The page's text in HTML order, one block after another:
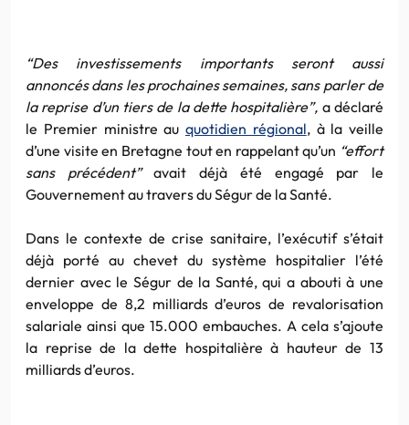
“Des investissements importants seront aussi
annoncés dans les prochaines semaines, sans parler de
la reprise d’un tiers de la dette hospitalière”, a déclaré
le Premier ministre au quotidien régional, à la veille
d’une visite en Bretagne tout en rappelant qu’un “effort
sans précédent”avait déjà été engagé par le
Gouvernement au travers du Ségur de la Santé.
Dans le contexte de crise sanitaire, l’exécutif s’était
déjà porté au chevet du système hospitalier l’été
dernier avec le Ségur de la Santé, qui a abouti à une
enveloppe de 8,2 milliards d’euros de revalorisation
salariale ainsi que 15.000 embauches. A cela s’ajoute
la reprise de la dette hospitalière à hauteur de 13
milliards d’euros.